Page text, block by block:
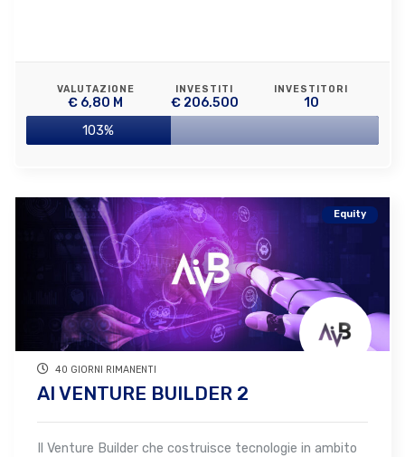
VALUTAZIONE
€ 6,80 M
INVESTITI
€ 206.500
INVESTITORI
10
103%
Equity
40 GIORNI RIMANENTI
AI VENTURE BUILDER 2
Il Venture Builder che costruisce tecnologie in ambito